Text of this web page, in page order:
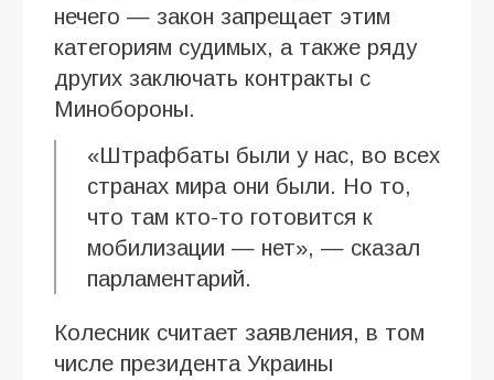
нечего — закон запрещает этим
категориям судимых, а также ряду
других заключать контракты с
Минобороны.
«Штрафбаты были у нас, во всех
странах мира они были. Но то,
что там кто-то готовится к
мобилизации — нет», — сказал
парламентарий.
Колесник считает заявления, в том
числе президента Украины